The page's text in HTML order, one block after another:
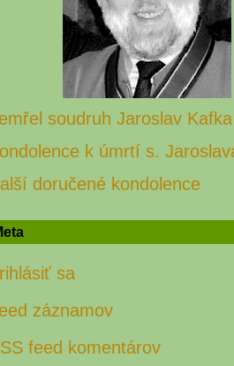
soudruh Jaroslav Kafka
k úmrtí s.
doručené kondolence
sa
záznamov
feed komentárov